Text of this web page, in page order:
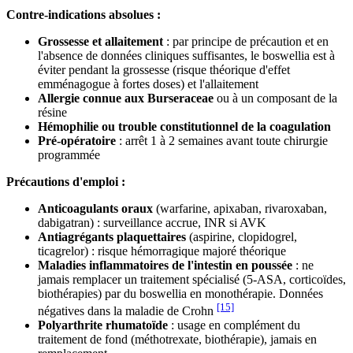
Contre-indications absolues :
Grossesse et allaitement : par principe de précaution et en
l'absence de données cliniques suffisantes, le boswellia est à
éviter pendant la grossesse (risque théorique d'effet
emménagogue à fortes doses) et l'allaitement
Allergie connue aux Burseraceae ou à un composant de la
résine
Hémophilie ou trouble constitutionnel de la coagulation
Pré-opératoire : arrêt 1 à 2 semaines avant toute chirurgie
programmée
Précautions d'emploi :
Anticoagulants oraux (warfarine, apixaban, rivaroxaban,
dabigatran) : surveillance accrue, INR si AVK
Antiagrégants plaquettaires (aspirine, clopidogrel,
ticagrelor) : risque hémorragique majoré théorique
Maladies inflammatoires de l'intestin en poussée : ne
jamais remplacer un traitement spécialisé (5-ASA, corticoïdes,
biothérapies) par du boswellia en monothérapie. Données
négatives dans la maladie de Crohn [15]
Polyarthrite rhumatoïde : usage en complément du
traitement de fond (méthotrexate, biothérapie), jamais en